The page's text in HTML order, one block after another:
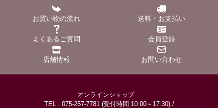
お買い物の流れ 送料・お支払い
よくあるご質問 会員登録
店舗情報 お問い合わせ
オンラインショップ
TEL : 075-257-7781 (受付時間 10:00～17:30) /